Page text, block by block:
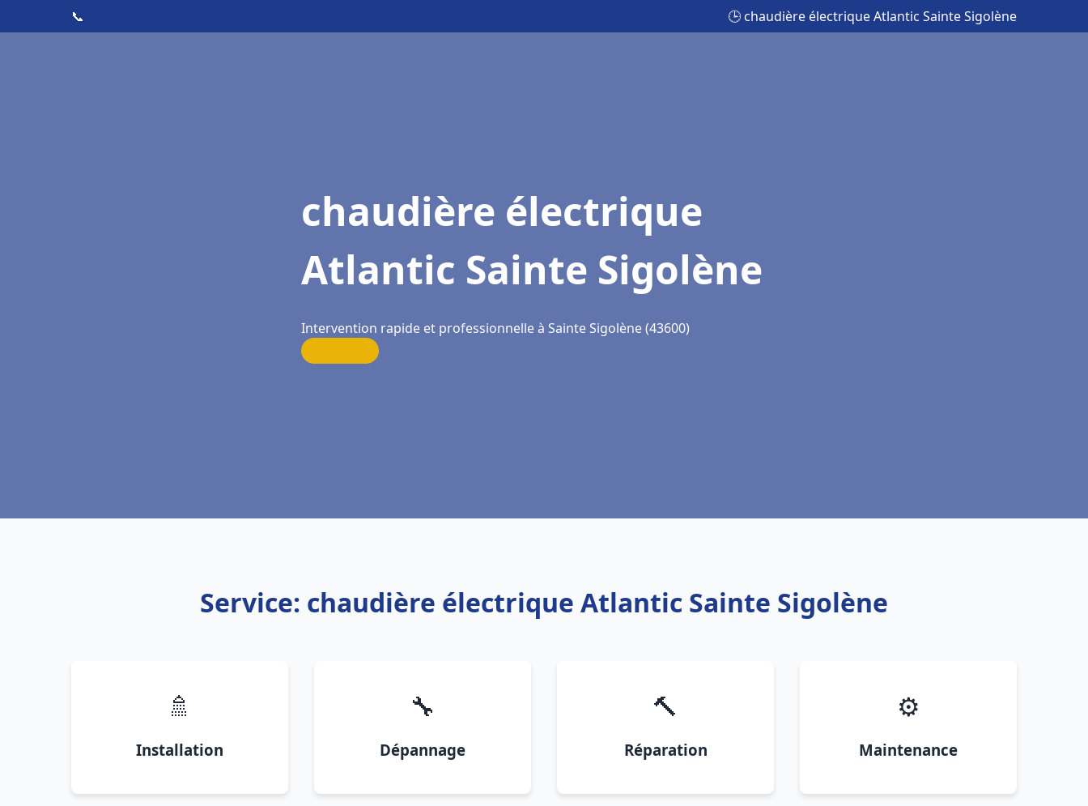
📞 🕒 chaudière électrique Atlantic Sainte Sigolène
chaudière électrique
Atlantic Sainte Sigolène
Intervention rapide et professionnelle à Sainte Sigolène (43600)
Service: chaudière électrique Atlantic Sainte Sigolène
🚿
Installation
🔧
Dépannage
🔨
Réparation
⚙️
Maintenance